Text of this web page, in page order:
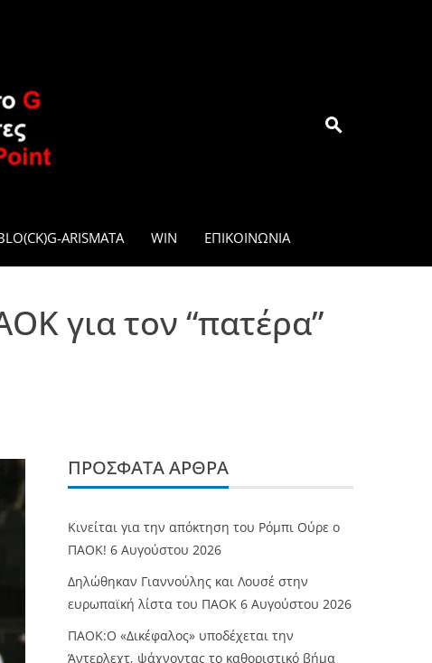
ARISMATA WIN ΕΠΙΚΟΙΝΩΝΊΑ
για τον “πατέρα”
ΠΡΌΣΦΑΤΑ ΆΡΘΡΑ
Κινείται για την απόκτηση του Ρόμπι Ούρε ο
ΠΑΟΚ! 6 Αυγούστου 2026
Δηλώθηκαν Γιαννούλης και Λουσέ στην
ευρωπαϊκή λίστα του ΠΑΟΚ 6 Αυγούστου 2026
ΠΑΟΚ:Ο «Δικέφαλος» υποδέχεται την
Άντερλεχτ, ψάχνοντας το καθοριστικό βήμα